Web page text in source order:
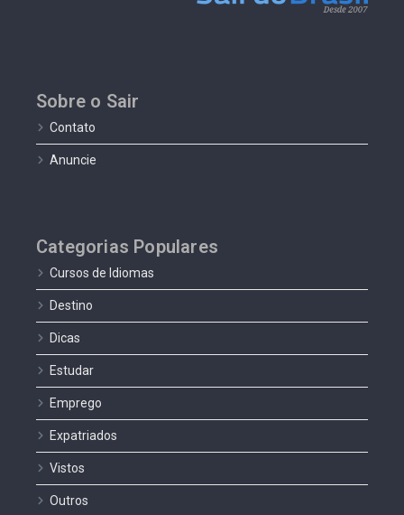
Sobre o Sair
Contato
Anuncie
Categorias Populares
Cursos de Idiomas
Destino
Dicas
Estudar
Emprego
Expatriados
Vistos
Outros